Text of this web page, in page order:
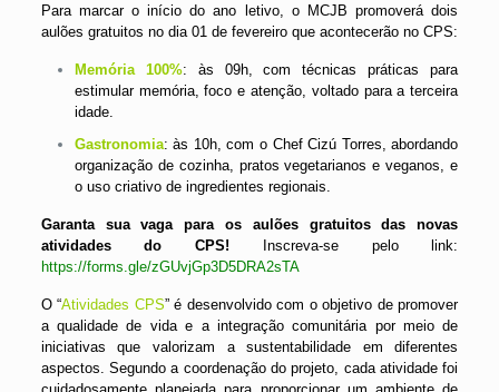
Para marcar o início do ano letivo, o MCJB promoverá dois
aulões gratuitos no dia 01 de fevereiro que acontecerão no CPS:
Memória 100%: às 09h, com técnicas práticas para
estimular memória, foco e atenção, voltado para a terceira
idade.
Gastronomia: às 10h, com o Chef Cizú Torres, abordando
organização de cozinha, pratos vegetarianos e veganos, e
o uso criativo de ingredientes regionais.
Garanta sua vaga para os aulões gratuitos das novas
atividades do CPS! Inscreva-se pelo link:
https://forms.gle/zGUvjGp3D5DRA2sTA
O “Atividades CPS” é desenvolvido com o objetivo de promover
a qualidade de vida e a integração comunitária por meio de
iniciativas que valorizam a sustentabilidade em diferentes
aspectos. Segundo a coordenação do projeto, cada atividade foi